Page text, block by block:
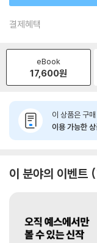
결제혜택
eBook
17,600원
이 상품은 구
이용 가능한
이 분야의 이벤트